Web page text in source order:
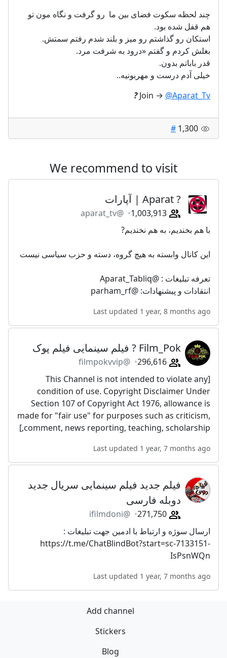
چند لحظه سكوت فضای بین ما رو گرفت و نگاه مون تو
هم قفل شده بود.
استكان رو گذاشتم رو ميز و بلند شدم رفتم سمتش.
بغلش كردم و گفتم «درود به شرفت مرد.
قدر باباتم بدون.
خيلى آدم درست و مهربونیه..
Join → @Aparat_Tv
?
#
We recommend to visit
? Aparat | آپارات
@aparat_tv
با هم بخنديم، به هم نخنديم?
‌این کانال وابسته به هیچ گروه، دسته و حزب سیاسی نیست
‌تعرفه تبليغات : @Aparat_Tabliq
انتقادات و پیشنهادات: @parham_rf
Last updated 1 year, 8 months ago
Film_Pok ? فیلم سینمایی فیلم پوک
@filmpokvvip
[This Channel is not intended to violate any
condition of use. Copyright Disclaimer Under
Section 107 of Copyright Act 1976, allowance is
made for "fair use" for purposes such as criticism,
comment, news reporting, teaching, scholarship,]
Last updated 1 year, 7 months ago
فیلم جدید فیلم سینمایی سریال جدید
دوبله فارسی
@ifilmdoni
ارسال سوژه و ارتباط با ادمین جهت تبلیغات :
https://t.me/ChatBlindBot?start=sc-7133151-
IsPsnWQn
Last updated 1 year, 7 months ago
Add channel
Stickers
Blog